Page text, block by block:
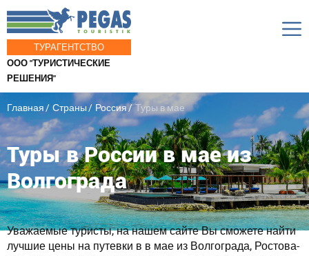
ТУРАГЕНТСТВО
ООО "ТУРИСТИЧЕСКИЕ
РЕШЕНИЯ"
Главная Страны Россия Туры в мае
Туры в России в мае из
Волгограда
Уважаемые туристы, на нашем сайте Вы сможете найти
лучшие цены на путевки в в мае из Волгограда, Ростова-